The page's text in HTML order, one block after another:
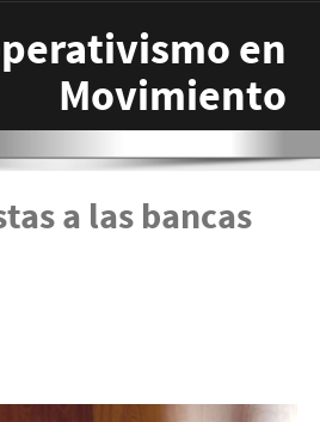
en
Movimiento
a las bancas